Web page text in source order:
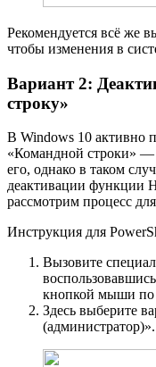
Рекомендуется всё же
чтобы изменения в
Вариант 2:
строку»
В Windows 10 активно
«Командной строки» —
его, однако в таком
деактивации функции
рассмотрим процесс
Инструкция для
Вызовите
кнопкой мыши по
Здесь выберите
(администратор)».